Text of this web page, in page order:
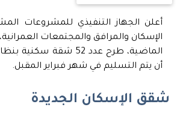
أعلن الجهاز التنفيذي للمشروعات
الإسكان والمرافق والمجتمعات العمرانية،
الماضية، طرح عدد 52 شقة
أن يتم التسليم في شهر فبراير المقبل.
شقق الإسكان الجديدة